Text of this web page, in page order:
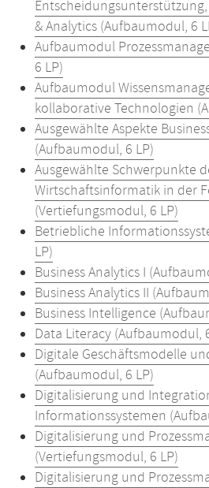
& Analytics (Aufbaumodul, 6
Aufbaumodul
6 LP)
Aufbaumodul
kollaborative Technologien
Ausgewählte Aspekte
(Aufbaumodul, 6 LP)
Ausgewählte Schwerpunkte
Wirtschaftsinformatik in der
(Vertiefungsmodul, 6 LP)
Betriebliche
LP)
Business Analytics I
Business Analytics II
Business Intelligence
Data Literacy (Aufbaumodul,
Digitale Geschäftsmodelle
(Aufbaumodul, 6 LP)
Digitalisierung und
Informationssystemen
Digitalisierung und
(Vertiefungsmodul, 6 LP)
Digitalisierung und